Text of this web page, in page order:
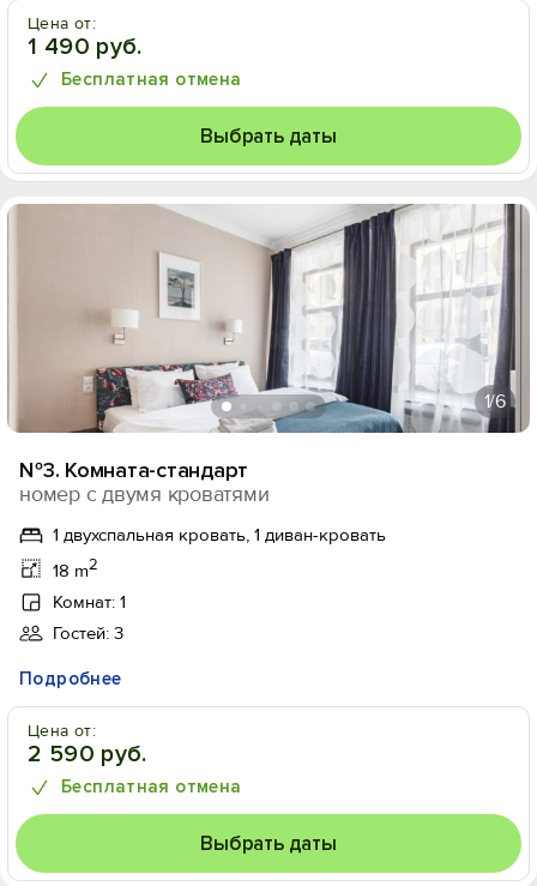
Цена от:
1 490 руб.
Бесплатная отмена
Выбрать даты
1/6
№3. Комната-стандарт
номер с двумя кроватями
1 двухспальная кровать, 1 диван-кровать
18 m2
Комнат: 1
Гостей: 3
Подробнее
Цена от:
2 590 руб.
Бесплатная отмена
Выбрать даты